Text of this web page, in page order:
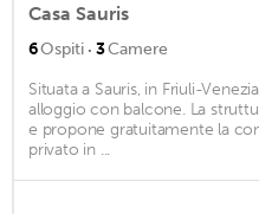
Casa Sauris
6Ospiti · 3Camere
Situata a Sauris, in Friuli-
alloggio con balcone. La
e propone gratuitamente la
privato in ...